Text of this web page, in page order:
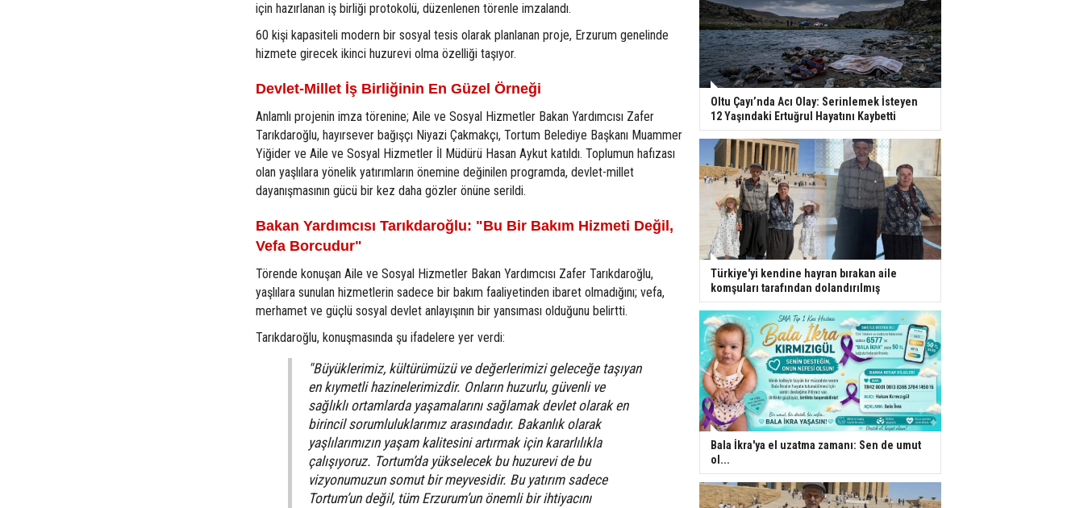
için hazırlanan iş birliği protokolü, düzenlenen törenle imzalandı.
60 kişi kapasiteli modern bir sosyal tesis olarak planlanan proje, Erzurum genelinde
hizmete girecek ikinci huzurevi olma özelliği taşıyor.
Devlet-Millet İş Birliğinin En Güzel Örneği
Anlamlı projenin imza törenine; Aile ve Sosyal Hizmetler Bakan Yardımcısı Zafer
Tarıkdaroğlu, hayırsever bağışçı Niyazi Çakmakçı, Tortum Belediye Başkanı Muammer
Yiğider ve Aile ve Sosyal Hizmetler İl Müdürü Hasan Aykut katıldı. Toplumun hafızası
olan yaşlılara yönelik yatırımların önemine değinilen programda, devlet-millet
dayanışmasının gücü bir kez daha gözler önüne serildi.
Bakan Yardımcısı Tarıkdaroğlu: "Bu Bir Bakım Hizmeti Değil,
Vefa Borcudur"
Törende konuşan Aile ve Sosyal Hizmetler Bakan Yardımcısı Zafer Tarıkdaroğlu,
yaşlılara sunulan hizmetlerin sadece bir bakım faaliyetinden ibaret olmadığını; vefa,
merhamet ve güçlü sosyal devlet anlayışının bir yansıması olduğunu belirtti.
Tarıkdaroğlu, konuşmasında şu ifadelere yer verdi:
"Büyüklerimiz, kültürümüzü ve değerlerimizi geleceğe taşıyan
en kıymetli hazinelerimizdir. Onların huzurlu, güvenli ve
sağlıklı ortamlarda yaşamalarını sağlamak devlet olarak en
birincil sorumluluklarımız arasındadır. Bakanlık olarak
yaşlılarımızın yaşam kalitesini artırmak için kararlılıkla
çalışıyoruz. Tortum’da yükselecek bu huzurevi de bu
vizyonumuzun somut bir meyvesidir. Bu yatırım sadece
Tortum’un değil, tüm Erzurum’un önemli bir ihtiyacını
Oltu Çayı’nda Acı Olay: Serinlemek İsteyen
12 Yaşındaki Ertuğrul Hayatını Kaybetti
Türkiye'yi kendine hayran bırakan aile
komşuları tarafından dolandırılmış
Bala İkra'ya el uzatma zamanı: Sen de umut
ol...